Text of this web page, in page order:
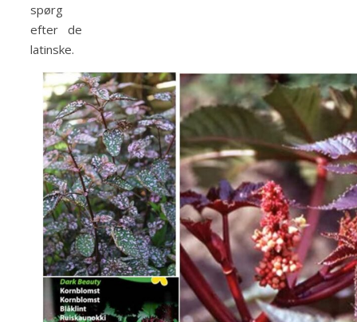
spørg
efter de
latinske.